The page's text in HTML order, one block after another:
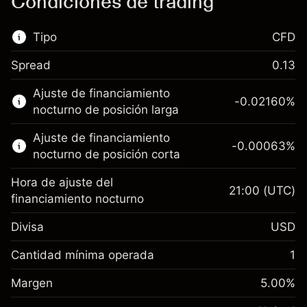
Tipo
Este mercado financiero está disponible para
hacer trading con CFD.
Obtén más información sobre:
CFD
CFD
Spread 0.13
Ajuste de financiamiento
nocturno de posición larga
$1,000.00
Ajuste de financiamiento
nocturno
Cargos por el valor total de la
posición
%
(-$4.32)
-0.02160%
Ajuste de financiamiento
nocturno de posición corta
Margen. Tu inversión
$1,000.00
Ajuste de financiamiento
-0.000626
-0.00063%
Hora de ajuste del
financiamiento nocturno
21:00 (UTC)
Divisa USD
Cantidad mínima operada 1
Margen 5.00%